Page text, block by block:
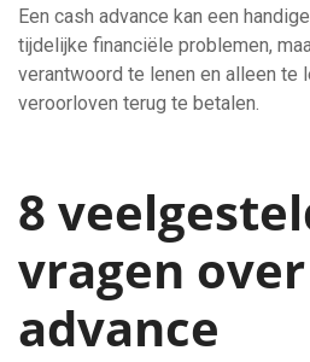
Een cash advance kan een
tijdelijke financiële problemen,
verantwoord te lenen en alleen te
veroorloven terug te betalen.
8
vragen
advance